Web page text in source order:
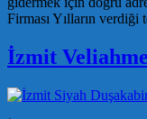
Firması Yılların
İzmit